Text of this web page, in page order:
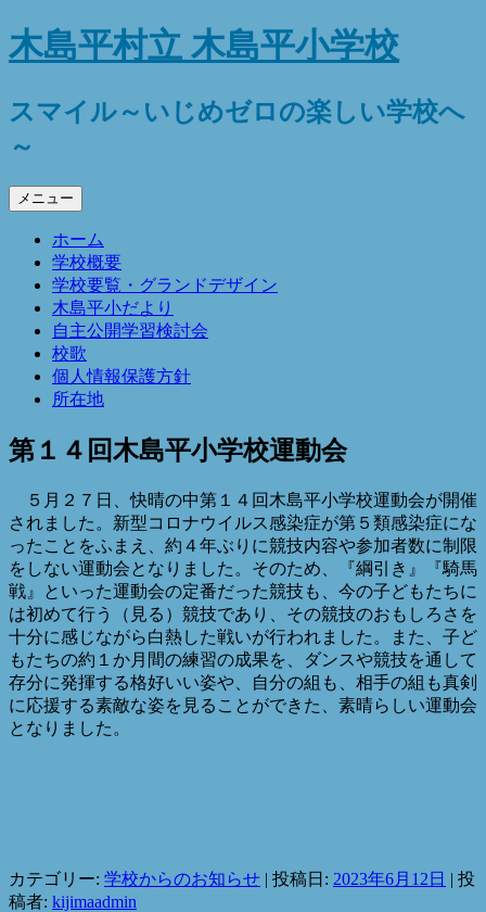
コ
ン
ン
ツ
へ
キ
ッ
木島平村立 木島平小学校
スマイル～いじめゼロの楽しい学校へ
～
メニュー
ホーム
学校概要
学校要覧・グランドデザイン
木島平小だより
自主公開学習検討会
校歌
個人情報保護方針
所在地
第１４回木島平小学校運動会
５月２７日、快晴の中第１４回木島平小学校運動会が開催
されました。新型コロナウイルス感染症が第５類感染症にな
ったことをふまえ、約４年ぶりに競技内容や参加者数に制限
をしない運動会となりました。そのため、『綱引き』『騎馬
戦』といった運動会の定番だった競技も、今の子どもたちに
は初めて行う（見る）競技であり、その競技のおもしろさを
十分に感じながら白熱した戦いが行われました。また、子ど
もたちの約１か月間の練習の成果を、ダンスや競技を通して
存分に発揮する格好いい姿や、自分の組も、相手の組も真剣
に応援する素敵な姿を見ることができた、素晴らしい運動会
となりました。
カテゴリー: 学校からのお知らせ | 投稿日: 2023年6月12日 | 投
稿者: kijimaadmin